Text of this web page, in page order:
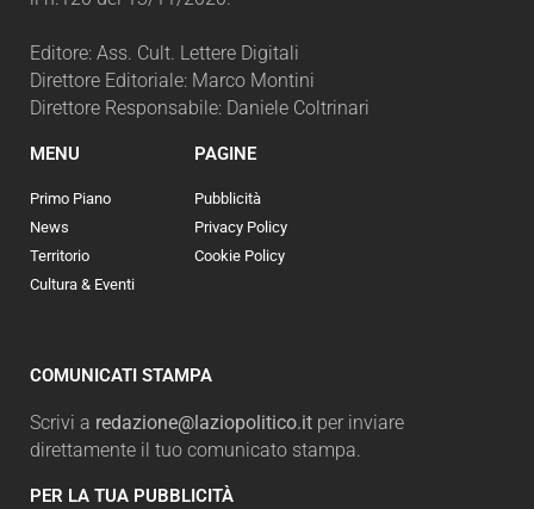
Editore: Ass. Cult. Lettere Digitali
Direttore Editoriale: Marco Montini
Direttore Responsabile: Daniele Coltrinari
MENU
Primo Piano
News
Territorio
Cultura & Eventi
PAGINE
Pubblicità
Privacy Policy
Cookie Policy
COMUNICATI STAMPA
Scrivi a redazione@laziopolitico.it per inviare
direttamente il tuo comunicato stampa.
PER LA TUA PUBBLICITÀ